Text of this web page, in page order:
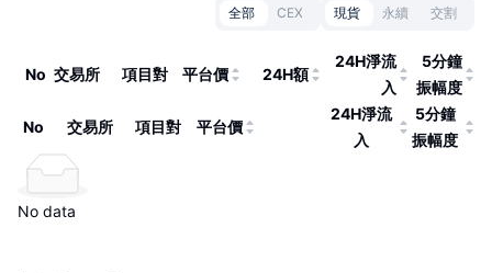
全部 CEX 現貨 永續 交割
No 交易所 項目對 平台價 24H額
24H淨流
入
5分鐘
振幅度
No 交易所 項目對 平台價
24H淨流
入
5分鐘
振幅度
No data